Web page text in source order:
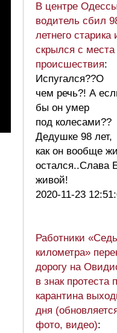
В центре
водитель сбил
летнего старика
скрылся с места
происшествия:
Испугался??О
чем речь?! А
бы он умер
под колесами??
Дедушке 98 лет,
как он вообще
остался..Слава
живой!
2020-11-23
Работники
километра»
дорогу на
в знак протеста
карантина
дня
фото, видео):